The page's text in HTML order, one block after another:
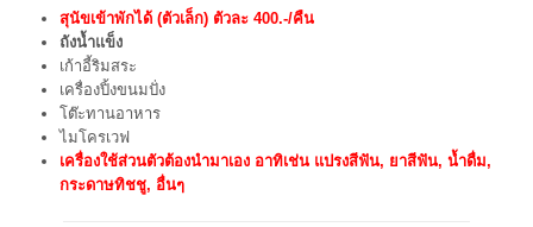
สุนัขเข้าพักได้ (ตัวเล็ก) ตัวละ 400.-/คืน
ถังน้ำแข็ง
เก้าอี้ริมสระ
เครื่องปิ้งขนมปั่ง
โต๊ะทานอาหาร
ไมโครเวฟ
เครื่องใช้ส่วนตัวต้องนำมาเอง อาทิเช่น แปรงสีฟัน, ยาสีฟัน, น้ำดื่ม,
กระดาษทิชชู, อื่นๆ